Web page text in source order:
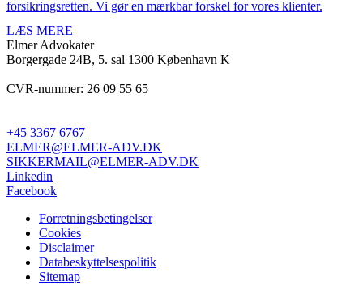
forsikringsretten. Vi gør en mærkbar forskel for vores klienter.
LÆS MERE
Elmer Advokater
Borgergade 24B, 5. sal 1300 København K
CVR-nummer: 26 09 55 65
+45 3367 6767
ELMER@ELMER-ADV.DK
SIKKERMAIL@ELMER-ADV.DK
Linkedin
Facebook
Forretningsbetingelser
Cookies
Disclaimer
Databeskyttelsespolitik
Sitemap